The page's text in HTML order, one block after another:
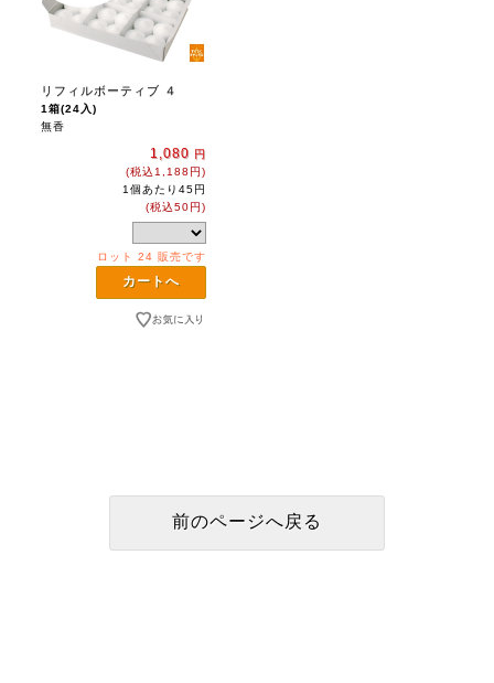
リフィルボーティブ ４
1箱(24入)
無香
1,080 円
(税込1,188円)
1個あたり45円
(税込50円)
ロット 24 販売です